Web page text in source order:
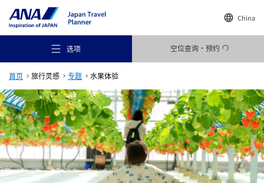
China
选项 空位查询・预约
推荐场所
首页 旅行灵感 专题 水果体验